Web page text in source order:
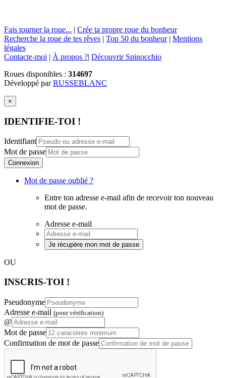
Fais tourner la roue... | Crée ta propre roue du bonheur
Recherche la roue de tes rêves | Top 50 du bonheur| Mentions
légales
Contacte-moi | À propos ?| Découvrir Spinocchio
Roues disponibles : 314697
Développé parRUSSEBLANC
×
IDENTIFIE-TOI !
Identifiant
Mot de passe
Connexion
Mot de passe oublié ?
Entre ton adresse e-mail afin de recevoir ton nouveau
mot de passe.
Adresse e-mail
Je récupère mon mot de passe
OU
INSCRIS-TOI !
Pseudonyme
Adresse e-mail (pour vérification)
@
Mot de passe
Confirmation de mot de passe